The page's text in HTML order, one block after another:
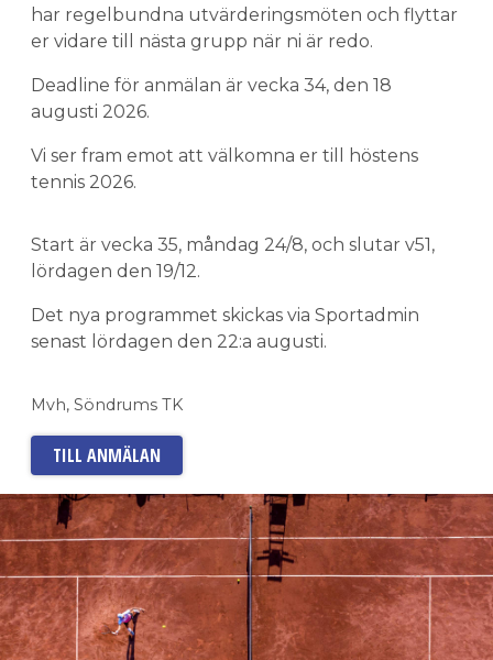
har regelbundna utvärderingsmöten och flyttar
er vidare till nästa grupp när ni är redo.
Deadline för anmälan är vecka 34, den 18
augusti 2026.
Vi ser fram emot att välkomna er till höstens
tennis 2026.
Start är vecka 35, måndag 24/8, och slutar v51,
lördagen den 19/12.
Det nya programmet skickas via Sportadmin
senast lördagen den 22:a augusti.
Mvh, Söndrums TK
TILL ANMÄLAN